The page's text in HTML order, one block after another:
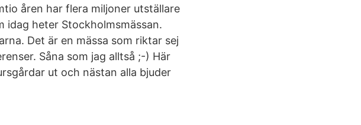
åren har flera miljoner utställare
idag heter Stockholmsmässan.
Det är en mässa som riktar sej
Såna som jag alltså ;-) Här
ut och nästan alla bjuder